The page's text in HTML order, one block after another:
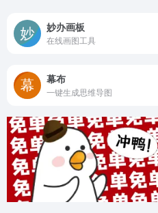
妙办画板
在线画图工具
幕布
一键生成思维导图